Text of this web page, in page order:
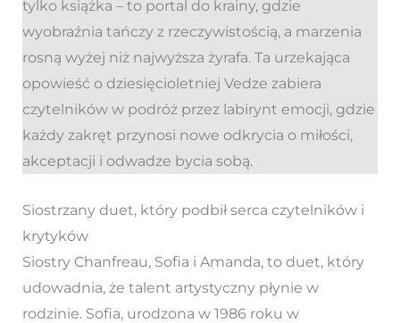
tylko książka – to portal do krainy, gdzie
wyobraźnia tańczy z rzeczywistością, a marzenia
rosną wyżej niż najwyższa żyrafa. Ta urzekająca
opowieść o dziesięcioletniej Vedze zabiera
czytelników w podróż przez labirynt emocji, gdzie
każdy zakręt przynosi nowe odkrycia o miłości,
akceptacji i odwadze bycia sobą.
Siostrzany duet, który podbił serca czytelników i
krytyków
Siostry Chanfreau, Sofia i Amanda, to duet, który
udowadnia, że talent artystyczny płynie w
rodzinie. Sofia, urodzona w 1986 roku w